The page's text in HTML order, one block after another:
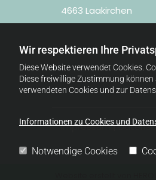
Wir respektieren Ihre
Diese Website verwendet Cookies.
Diese freiwillige Zustimmung
verwendeten Cookies und zur
Informationen zu Cookies und
Notwendige Cookies
4663 Laakirchen
Impressum|